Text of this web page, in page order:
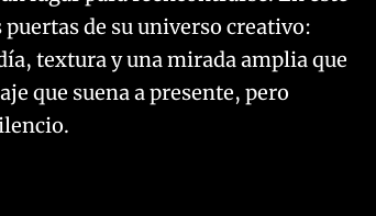
de su universo creativo:
textura y una mirada amplia que
que suena a presente, pero